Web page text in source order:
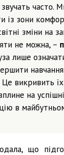
звучать часто.
із зони
зміни на
не можна, –
лише
викривить
на
в
що